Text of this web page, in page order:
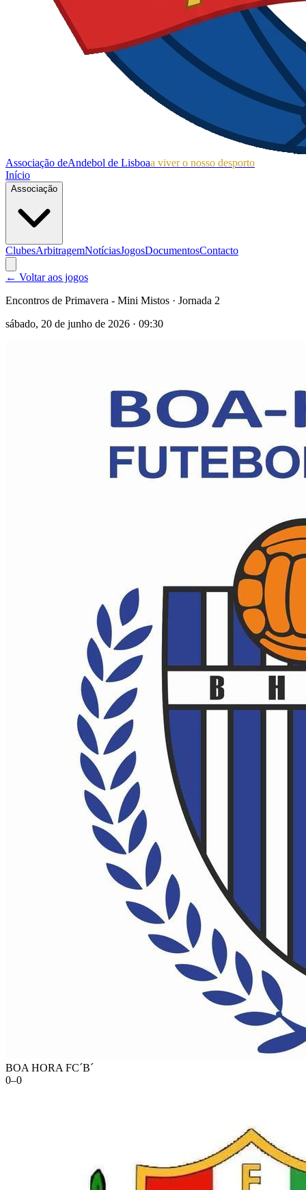
Associação deAndebol de Lisboaa viver o nosso desporto
Início
Associação
ClubesArbitragemNotíciasJogosDocumentosContacto
← Voltar aos jogos
Encontros de Primavera - Mini Mistos · Jornada 2
sábado, 20 de junho de 2026 · 09:30
BOA HORA FC´B´
0–0